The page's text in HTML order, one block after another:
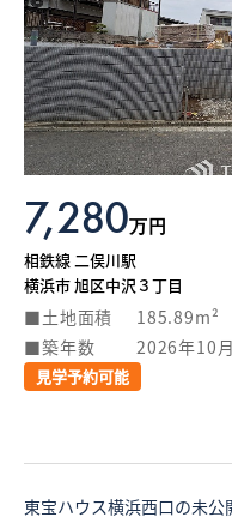
7,280万円
相鉄線 二俣川駅
横浜市 旭区中沢３丁目
土地面積 185.89m²
築年数
2026年10月
見学予約可能
東宝ハウス横浜西口の未公